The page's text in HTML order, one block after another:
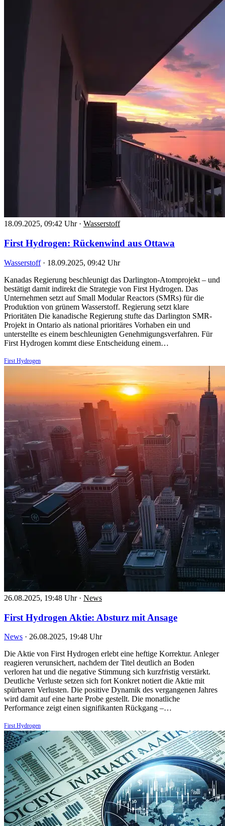
18.09.2025, 09:42 Uhr · Wasserstoff
First Hydrogen: Rückenwind aus Ottawa
Wasserstoff · 18.09.2025, 09:42 Uhr
Kanadas Regierung beschleunigt das Darlington-Atomprojekt – und
bestätigt damit indirekt die Strategie von First Hydrogen. Das
Unternehmen setzt auf Small Modular Reactors (SMRs) für die
Produktion von grünem Wasserstoff. Regierung setzt klare
Prioritäten Die kanadische Regierung stufte das Darlington SMR-
Projekt in Ontario als national prioritäres Vorhaben ein und
unterstellte es einem beschleunigten Genehmigungsverfahren. Für
First Hydrogen kommt diese Entscheidung einem…
First Hydrogen
26.08.2025, 19:48 Uhr · News
First Hydrogen Aktie: Absturz mit Ansage
News · 26.08.2025, 19:48 Uhr
Die Aktie von First Hydrogen erlebt eine heftige Korrektur. Anleger
reagieren verunsichert, nachdem der Titel deutlich an Boden
verloren hat und die negative Stimmung sich kurzfristig verstärkt.
Deutliche Verluste setzen sich fort Konkret notiert die Aktie mit
spürbaren Verlusten. Die positive Dynamik des vergangenen Jahres
wird damit auf eine harte Probe gestellt. Die monatliche
Performance zeigt einen signifikanten Rückgang –…
First Hydrogen